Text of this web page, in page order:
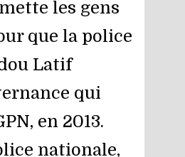
les gens
que la police
Latif
qui
en 2013.
nationale,